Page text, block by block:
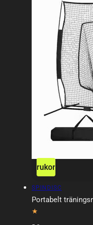
till i varukorgen
Försäljare:
SPINDISC
Portabelt